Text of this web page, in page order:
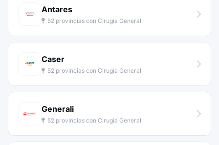
Antares
52 provincias con Cirugía General
Caser
52 provincias con Cirugía General
Generali
52 provincias con Cirugía General